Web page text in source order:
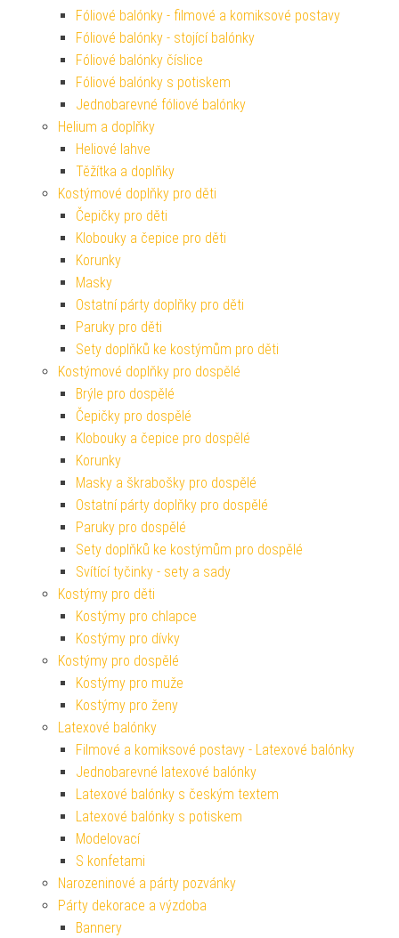
Fóliové balónky - filmové a komiksové postavy
Fóliové balónky - stojící balónky
Fóliové balónky číslice
Fóliové balónky s potiskem
Jednobarevné fóliové balónky
Helium a doplňky
Heliové lahve
Těžítka a doplňky
Kostýmové doplňky pro děti
Čepičky pro děti
Klobouky a čepice pro děti
Korunky
Masky
Ostatní párty doplňky pro děti
Paruky pro děti
Sety doplňků ke kostýmům pro děti
Kostýmové doplňky pro dospělé
Brýle pro dospělé
Čepičky pro dospělé
Klobouky a čepice pro dospělé
Korunky
Masky a škrabošky pro dospělé
Ostatní párty doplňky pro dospělé
Paruky pro dospělé
Sety doplňků ke kostýmům pro dospělé
Svítící tyčinky - sety a sady
Kostýmy pro děti
Kostýmy pro chlapce
Kostýmy pro dívky
Kostýmy pro dospělé
Kostýmy pro muže
Kostýmy pro ženy
Latexové balónky
Filmové a komiksové postavy - Latexové balónky
Jednobarevné latexové balónky
Latexové balónky s českým textem
Latexové balónky s potiskem
Modelovací
S konfetami
Narozeninové a párty pozvánky
Párty dekorace a výzdoba
Bannery